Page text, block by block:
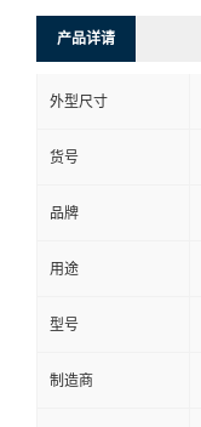
产品详请
外型尺寸
货号
品牌
用途
型号
制造商